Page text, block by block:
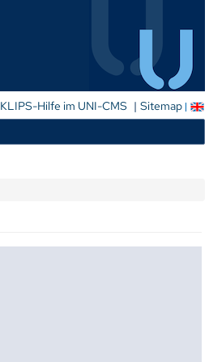
KLIPS-Hilfe im UNI-CMS | Sitemap